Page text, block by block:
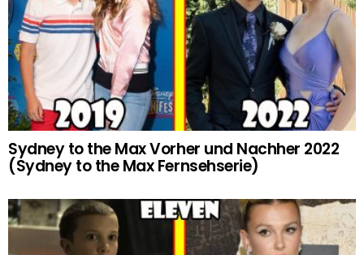
Sydney to the Max Vorher und Nachher 2022
(Sydney to the Max Fernsehserie)